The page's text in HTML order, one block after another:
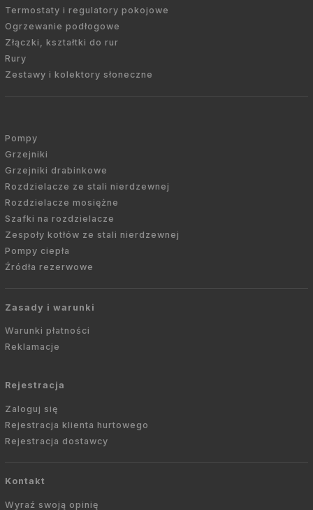
Termostaty i regulatory pokojowe
Ogrzewanie podłogowe
Złączki, kształtki do rur
Rury
Zestawy i kolektory słoneczne
Pompy
Grzejniki
Grzejniki drabinkowe
Rozdzielacze ze stali nierdzewnej
Rozdzielacze mosiężne
Szafki na rozdzielacze
Zespoły kotłów ze stali nierdzewnej
Pompy ciepła
Źródła rezerwowe
Zasady i warunki
Warunki płatności
Reklamacje
Rejestracja
Zaloguj się
Rejestracja klienta hurtowego
Rejestracja dostawcy
Kontakt
Wyraź swoją opinię